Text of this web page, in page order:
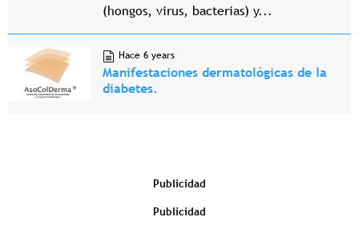
(hongos, virus, bacterias) y...
Hace 6 years
Manifestaciones dermatológicas de la
diabetes.
Publicidad
Publicidad